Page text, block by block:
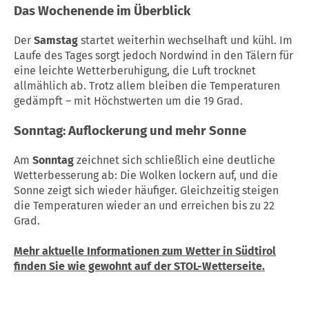
Das Wochenende im Überblick
Der Samstag startet weiterhin wechselhaft und kühl. Im
Laufe des Tages sorgt jedoch Nordwind in den Tälern für
eine leichte Wetterberuhigung, die Luft trocknet
allmählich ab. Trotz allem bleiben die Temperaturen
gedämpft – mit Höchstwerten um die 19 Grad.
Sonntag: Auflockerung und mehr Sonne
Am Sonntag zeichnet sich schließlich eine deutliche
Wetterbesserung ab: Die Wolken lockern auf, und die
Sonne zeigt sich wieder häufiger. Gleichzeitig steigen
die Temperaturen wieder an und erreichen bis zu 22
Grad.
Mehr aktuelle Informationen zum Wetter in Südtirol
finden Sie wie gewohnt auf der STOL-Wetterseite.